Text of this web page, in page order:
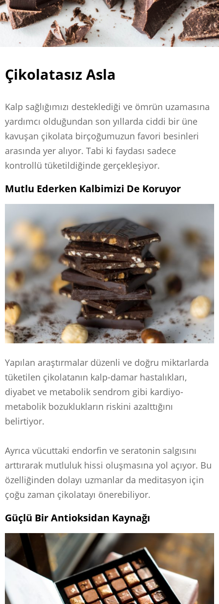
Çikolatasız Asla
Kalp sağlığımızı desteklediği ve ömrün uzamasına
yardımcı olduğundan son yıllarda ciddi bir üne
kavuşan çikolata birçoğumuzun favori besinleri
arasında yer alıyor. Tabi ki faydası sadece
kontrollü tüketildiğinde gerçekleşiyor.
Mutlu Ederken Kalbimizi De Koruyor
Yapılan araştırmalar düzenli ve doğru miktarlarda
tüketilen çikolatanın kalp-damar hastalıkları,
diyabet ve metabolik sendrom gibi kardiyo-
metabolik bozuklukların riskini azalttığını
belirtiyor.
Ayrıca vücuttaki endorfin ve seratonin salgısını
arttırarak mutluluk hissi oluşmasına yol açıyor. Bu
özelliğinden dolayı uzmanlar da meditasyon için
çoğu zaman çikolatayı önerebiliyor.
Güçlü Bir Antioksidan Kaynağı